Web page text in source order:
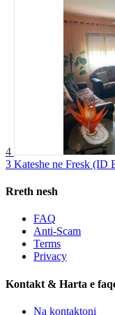
4
3 Kateshe ne Fresk (ID
Rreth nesh
FAQ
Anti-Scam
Terms
Privacy
Kontakt & Harta e
Na kontaktoni